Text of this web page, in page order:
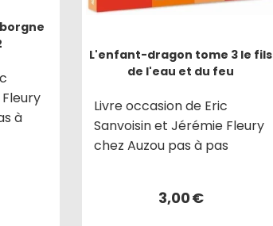
à
L'enfant-dragon tome 3 le fils
de l'eau et du feu
Livre occasion de Eric
Sanvoisin et Jérémie Fleury
chez Auzou pas à pas
3,00€